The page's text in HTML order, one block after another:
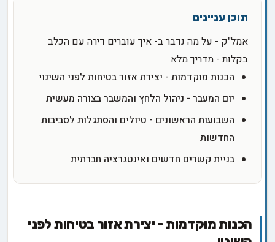
אמל"ק - על מה נדבר ב- איך עוברים דירה עם הכלב
בקלות - מדריך מלא
הכנות מוקדמות - יצירת אזור בטיחות לפני השינוי
יום המעבר - ניהול הלחץ והמשבר בצורה מעשית
השבועות הראשונים - טיולים והסתגלות לסביבות
החדשות
בניית קשרים חדשים ואינטגרציה חברתית
הכנות מוקדמות - יצירת אזור בטיחות לפני